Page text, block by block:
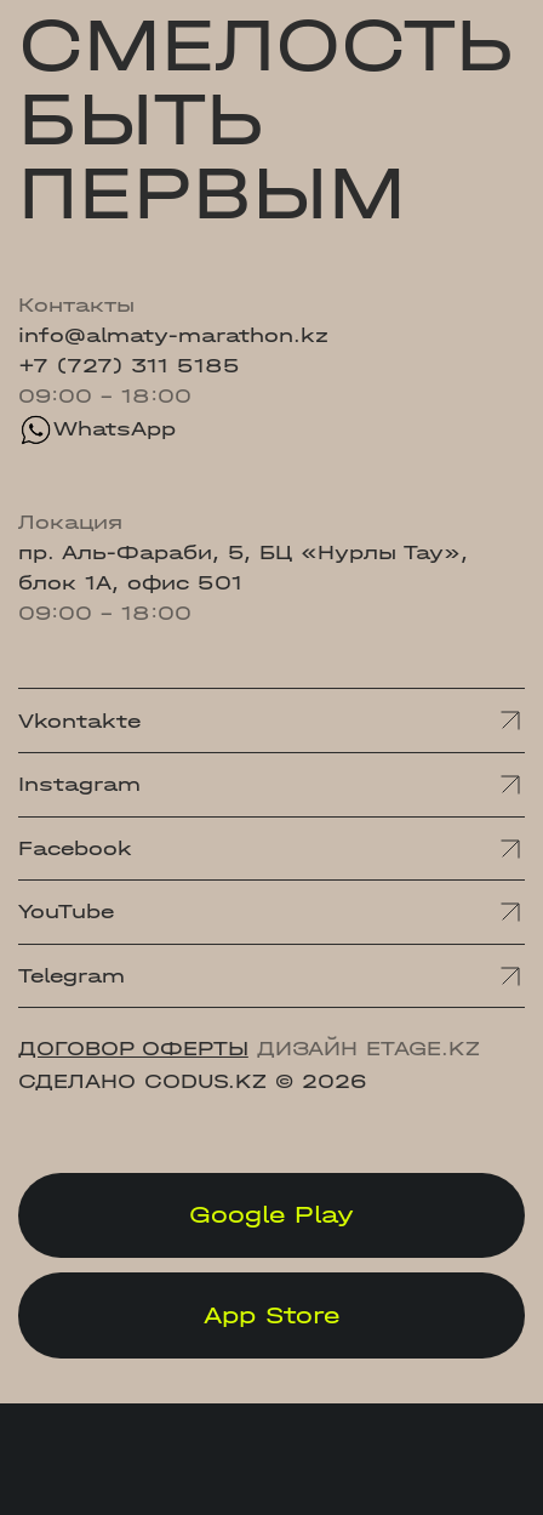
СМЕЛОСТЬ
БЫТЬ
ПЕРВЫМ
Контакты
info@almaty-marathon.kz
+7 (727) 311 5185
09:00 - 18:00
WhatsApp
Локация
пр. Аль-Фараби, 5, БЦ «Нурлы Тау»,
блок 1А, офис 501
09:00 - 18:00
Vkontakte
Instagram
Facebook
YouTube
Telegram
ДОГОВОР ОФЕРТЫ ДИЗАЙН ETAGE.KZ
СДЕЛАНО CODUS.KZ © 2026
Google Play
App Store